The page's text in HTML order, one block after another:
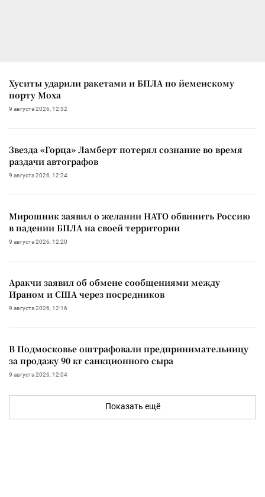
Хуситы ударили ракетами и БПЛА по йеменскому
порту Моха
9 августа 2026, 12:32
Звезда «Горца» Ламберт потерял сознание во время
раздачи автографов
9 августа 2026, 12:24
Мирошник заявил о желании НАТО обвинить Россию
в падении БПЛА на своей территории
9 августа 2026, 12:20
Аракчи заявил об обмене сообщениями между
Ираном и США через посредников
9 августа 2026, 12:16
В Подмосковье оштрафовали предпринимательницу
за продажу 90 кг санкционного сыра
9 августа 2026, 12:04
Показать ещё